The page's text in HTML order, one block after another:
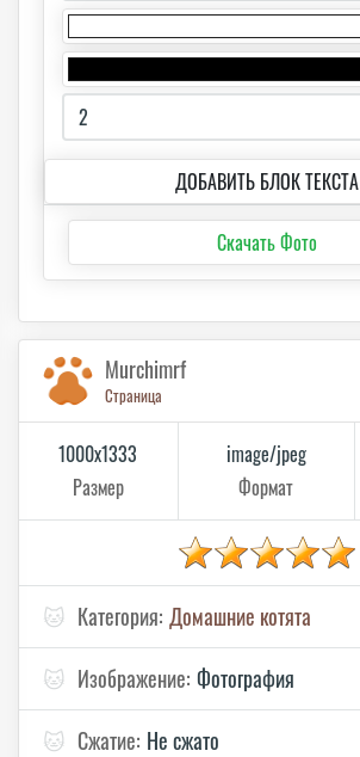
ДОБАВИТЬ БЛОК ТЕКСТА
Скачать Фото
Murchimrf
Страница
1000x1333
Размер
image/jpeg
Формат
🐱 Категория: Домашние котята
🐱 Изображение: Фотография
🐱 Сжатие: Не сжато